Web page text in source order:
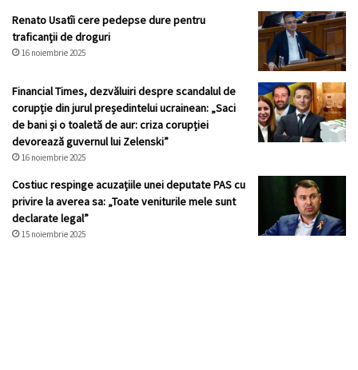
Renato Usatîi cere pedepse dure pentru
traficanții de droguri
16 noiembrie 2025
Financial Times, dezvăluiri despre scandalul de
corupție din jurul președintelui ucrainean: „Saci
de bani și o toaletă de aur: criza corupției
devorează guvernul lui Zelenski”
16 noiembrie 2025
Costiuc respinge acuzațiile unei deputate PAS cu
privire la averea sa: „Toate veniturile mele sunt
declarate legal”
15 noiembrie 2025